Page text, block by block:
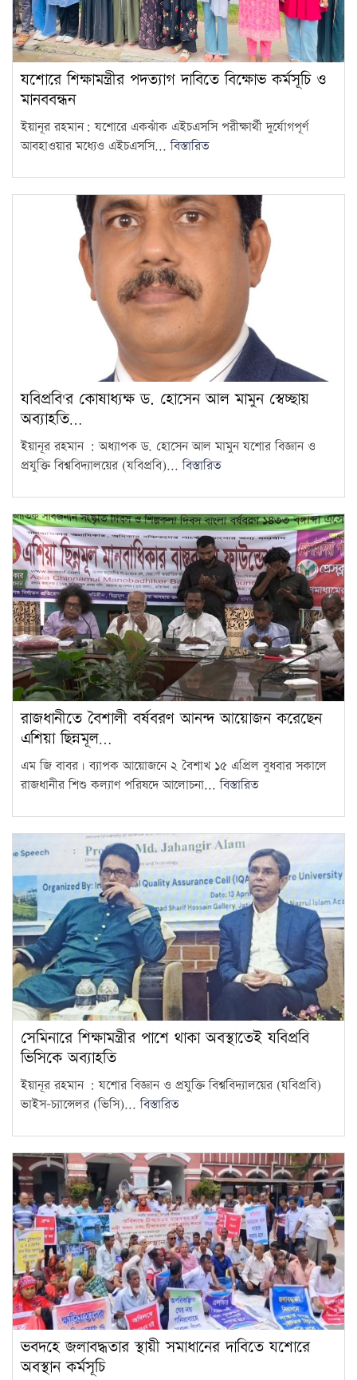
যশোরে শিক্ষামন্ত্রীর পদত্যাগ দাবিতে বিক্ষোভ কর্মসূচি ও
মানববন্ধন
ইয়ানূর রহমান: যশোরে একঝাঁক এইচএসসি পরীক্ষার্থী দুর্যোগপূর্ণ
আবহাওয়ার মধ্যেও এইচএসসি...বিস্তারিত
যবিপ্রবি'র কোষাধ্যক্ষ ড. হোসেন আল মামুন স্বেচ্ছায়
অব্যাহতি…
ইয়ানূর রহমান : অধ্যাপক ড. হোসেন আল মামুন যশোর বিজ্ঞান ও
প্রযুক্তি বিশ্ববিদ্যালয়ের (যবিপ্রবি)...বিস্তারিত
রাজধানীতে বৈশালী বর্ষবরণ আনন্দ আয়োজন করেছেন
এশিয়া ছিন্নমূল…
এম জি বাবর। ব্যাপক আয়োজনে ২ বৈশাখ ১৫ এপ্রিল বুধবার সকালে
রাজধানীর শিশু কল্যাণ পরিষদে আলোচনা...বিস্তারিত
সেমিনারে শিক্ষামন্ত্রীর পাশে থাকা অবস্থাতেই যবিপ্রবি
ভিসিকে অব্যাহতি
ইয়ানূর রহমান : যশোর বিজ্ঞান ও প্রযুক্তি বিশ্ববিদ্যালয়ের (যবিপ্রবি)
ভাইস-চ্যান্সেলর (ভিসি)...বিস্তারিত
ভবদহে জলাবদ্ধতার স্থায়ী সমাধানের দাবিতে যশোরে
অবস্থান কর্মসূচি